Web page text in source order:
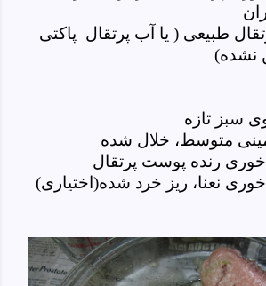
طبیعی ( یا آب پرتقال پاکتی
نشده)
سبز تازه
متوسط، خلال شده
رنده پوست پرتقال
نعنا، ریز خرد شده(اختیاری)